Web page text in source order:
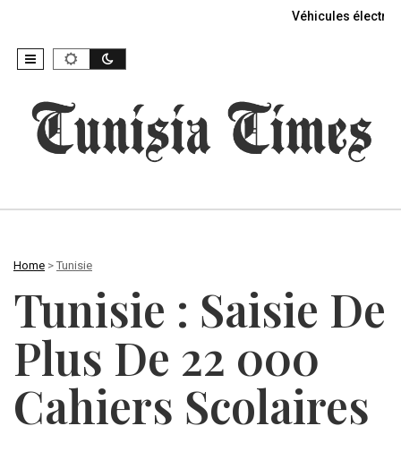
Véhicules
Home > Tunisie
Tunisie : Saisie De
Plus De 22 000
Cahiers Scolaires